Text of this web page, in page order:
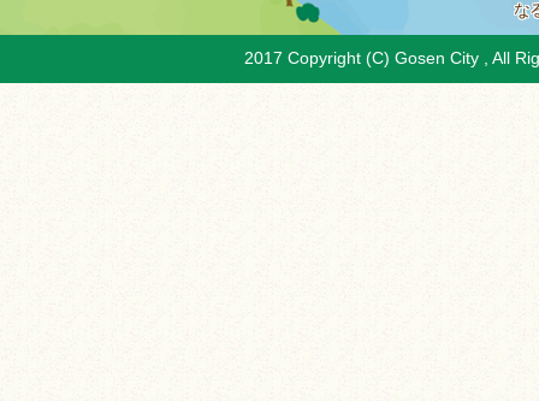
な
2017 Copyright (C) Gosen City , All